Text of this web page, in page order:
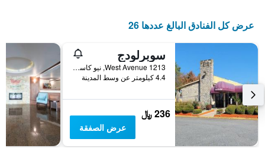
المخطط
الذي
يعرض
متوسط
سعر
عرض كل الفنادق البالغ عددها 26
سوبرلودج
1213 West Avenue, نيو كاستلي (ديلوور), DE, الولايات المتحدة الأميريكية
4.4 كيلومتر عن وسط المدينة
236 ﷼
عرض الصفقة